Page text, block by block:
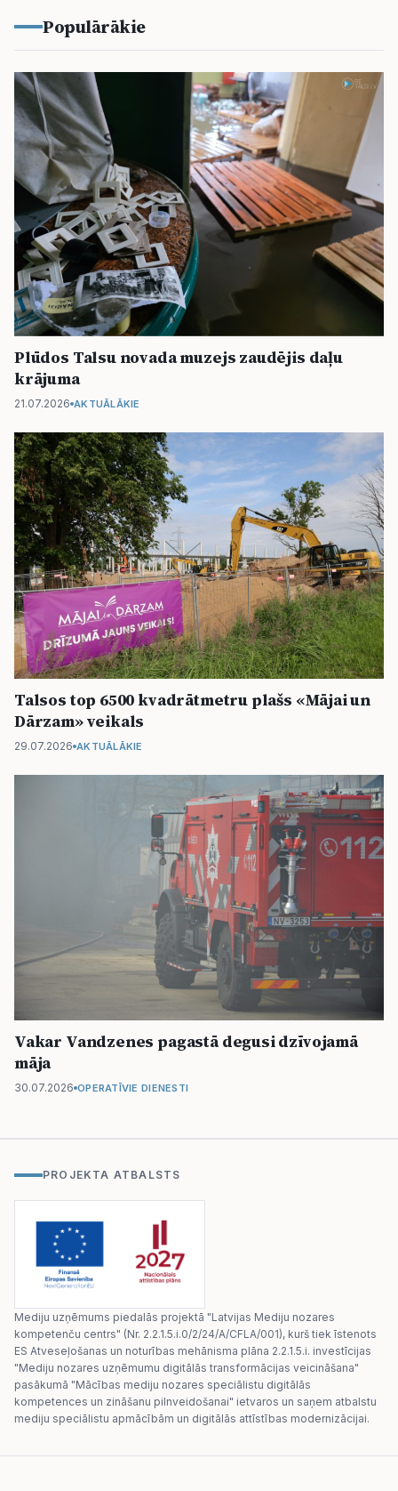
Populārākie
Plūdos Talsu novada muzejs zaudējis daļu
krājuma
21.07.2026 AKTUĀLĀKIE
Talsos top 6500 kvadrātmetru plašs «Mājai un
Dārzam» veikals
29.07.2026 AKTUĀLĀKIE
Vakar Vandzenes pagastā degusi dzīvojamā
māja
30.07.2026 OPERATĪVIE DIENESTI
PROJEKTA ATBALSTS
Mediju uzņēmums piedalās projektā "Latvijas Mediju nozares
kompetenču centrs" (Nr. 2.2.1.5.i.0/2/24/A/CFLA/001), kurš tiek īstenots
ES Atveseļošanas un noturības mehānisma plāna 2.2.1.5.i. investīcijas
"Mediju nozares uzņēmumu digitālās transformācijas veicināšana"
pasākumā "Mācības mediju nozares speciālistu digitālās
kompetences un zināšanu pilnveidošanai" ietvaros un saņem atbalstu
mediju speciālistu apmācībām un digitālās attīstības modernizācijai.